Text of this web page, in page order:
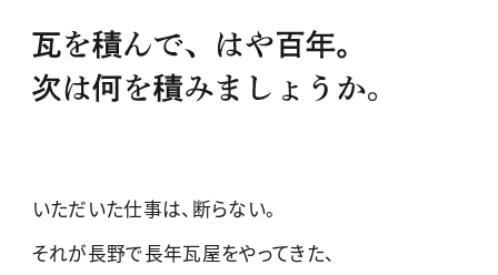
いただいた仕事は、断らない。
それが長野で長年瓦屋をやってきた、